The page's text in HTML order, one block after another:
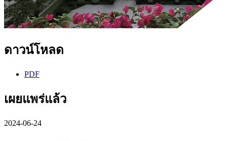
ดาวน์โหลด
PDF
เผยแพร่แล้ว
2024-06-24